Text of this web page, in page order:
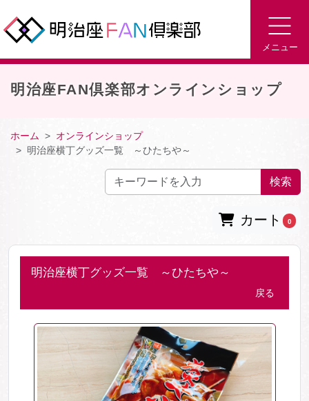
メニュー
明治座FAN倶楽部オンラインショップ
ホーム
オンラインショップ
明治座横丁グッズ一覧 ～ひたちや～
検索
カート 0
明治座横丁グッズ一覧 ～ひたちや～
戻る